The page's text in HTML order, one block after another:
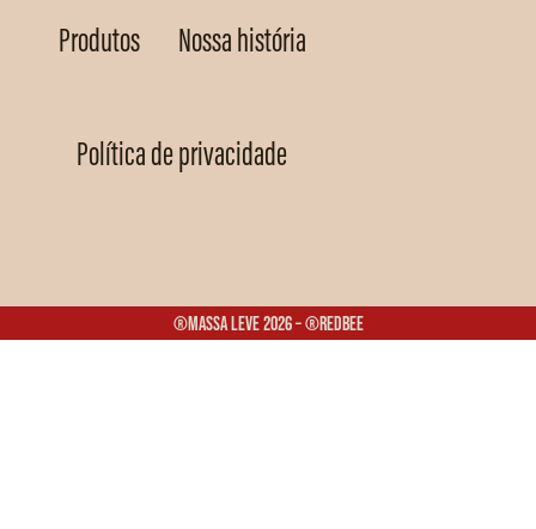
Produtos Nossa história
Política de privacidade
®Massa Leve 2026 – ®Redbee